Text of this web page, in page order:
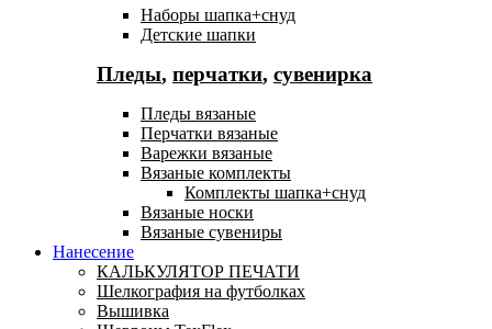
Наборы шапка+снуд
Детские шапки
Пледы, перчатки, сувенирка
Пледы вязаные
Перчатки вязаные
Варежки вязаные
Вязаные комплекты
Комплекты шапка+снуд
Вязаные носки
Вязаные сувениры
Нанесение
КАЛЬКУЛЯТОР ПЕЧАТИ
Шелкография на футболках
Вышивка